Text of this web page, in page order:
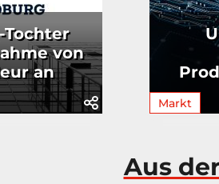
Tochter
von
an
Markt
Aus